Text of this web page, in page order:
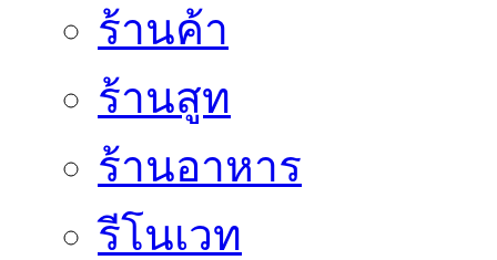
ร้านค้า
ร้านสูท
ร้านอาหาร
รีโนเวท